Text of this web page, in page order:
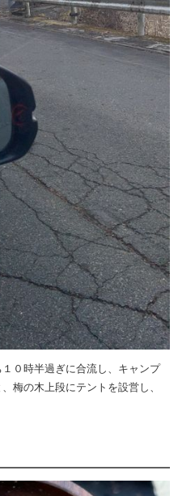
０時半過ぎに合流し、キャンプ
梅の木上段にテントを設営し、